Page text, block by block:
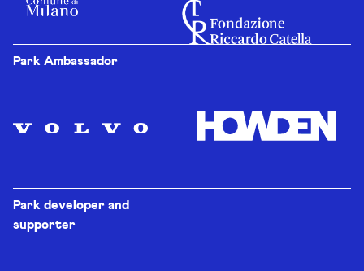
Park Ambassador
Park developer and
supporter